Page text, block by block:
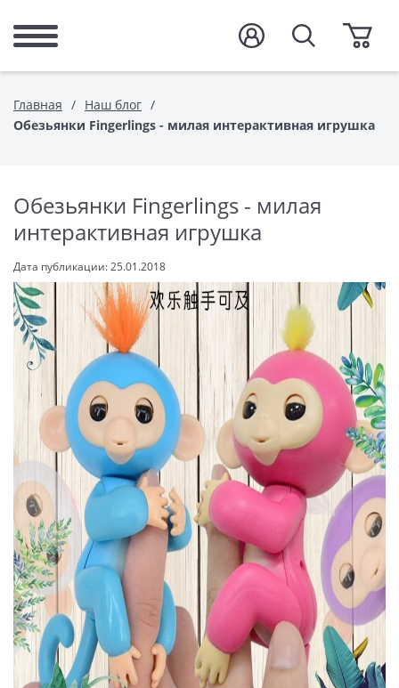
Главная
Наш блог
Обезьянки Fingerlings - милая интерактивная игрушка
Обезьянки Fingerlings - милая
интерактивная игрушка
Дата публикации:25.01.2018